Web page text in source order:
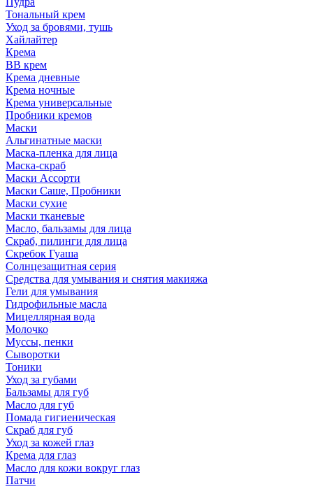
Тональный крем
Уход за бровями, тушь
Хайлайтер
Крема
ВВ крем
Крема дневные
Крема ночные
Крема универсальные
Пробники кремов
Маски
Альгинатные маски
Маска-пленка для лица
Маска-скраб
Маски Ассорти
Маски Саше, Пробники
Маски сухие
Маски тканевые
Масло, бальзамы для лица
Скраб, пилинги для лица
Скребок Гуаша
Солнцезащитная серия
Средства для умывания и снятия макияжа
Гели для умывания
Гидрофильные масла
Мицеллярная вода
Молочко
Муссы, пенки
Сыворотки
Тоники
Уход за губами
Бальзамы для губ
Масло для губ
Помада гигиеническая
Скраб для губ
Уход за кожей глаз
Крема для глаз
Масло для кожи вокруг глаз
Патчи